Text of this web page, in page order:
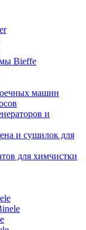
Bieffe
машин
и
и сушилок для
для химчистки